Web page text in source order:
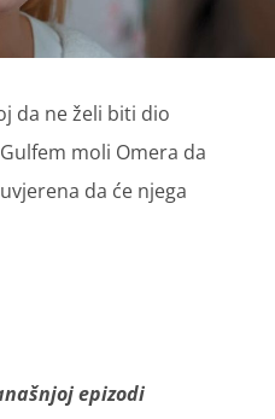
da ne želi biti dio
moli Omera da
da će njega
epizodi